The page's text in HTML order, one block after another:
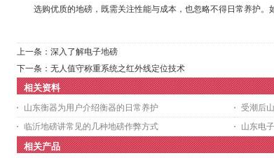
选购优质的地磅，既需关注性能与成本，也忽略不得日常养护。
上一条： 深入了解电子地磅
下一条： 无人值守称重系统之红外线定位技术
相关资料
山东衡器为用户介绍衡器的日常养护 受潮后
临沂地磅讲常见的几种地磅作弊方式
山东电
相关产品